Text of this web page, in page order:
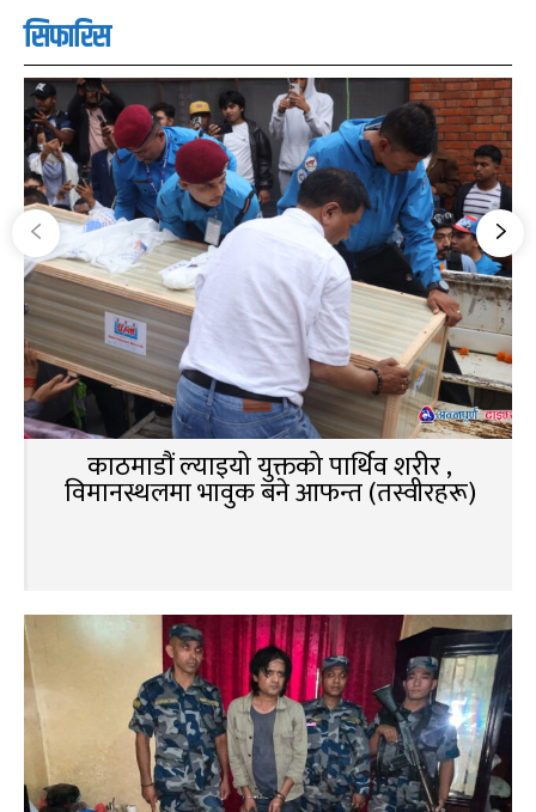
सिफारिस
काठमाडौं ल्याइयो युक्तको पार्थिव शरीर ,
विमानस्थलमा भावुक बने आफन्त (तस्वीरहरू)